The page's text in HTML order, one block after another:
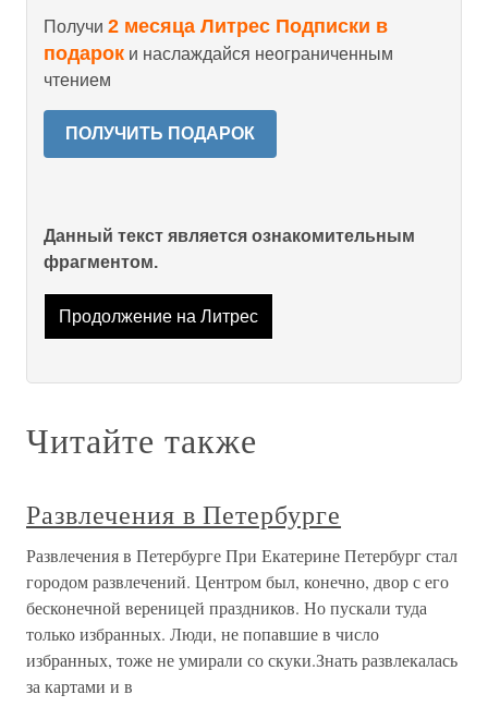
Получи 2 месяца Литрес Подписки в
подарок и наслаждайся неограниченным
чтением
ПОЛУЧИТЬ ПОДАРОК
Данный текст является ознакомительным
фрагментом.
Продолжение на Литрес
Читайте также
Развлечения в Петербурге
Развлечения в Петербурге При Екатерине Петербург стал
городом развлечений. Центром был, конечно, двор с его
бесконечной вереницей праздников. Но пускали туда
только избранных. Люди, не попавшие в число
избранных, тоже не умирали со скуки.Знать развлекалась
за картами и в